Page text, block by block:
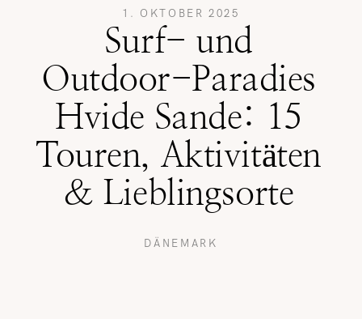
1. OKTOBER 2025
Surf- und
Outdoor-Paradies
Hvide Sande: 15
Touren, Aktivitäten
& Lieblingsorte
DÄNEMARK
REISETIPPS
SHOP
KONTAKT